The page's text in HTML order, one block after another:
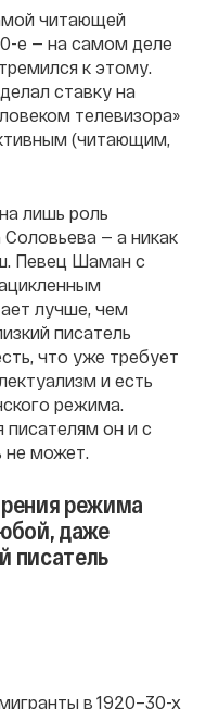
читающей
е — на самом деле
к этому.
ставку на
телевизора»
(читающим,
лишь роль
— а никак
Певец Шаман с
лучше, чем
писатель
что уже требует
и есть
режима.
он и с
не может.
режима
даже
писатель
в 1920–30-х